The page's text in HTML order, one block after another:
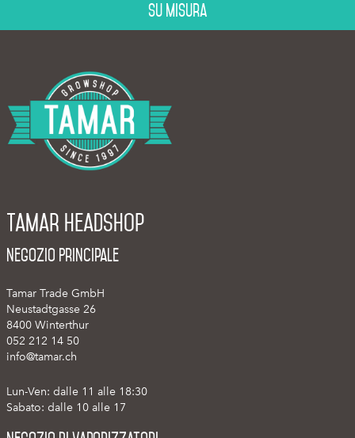
Su misura
Tamar Headshop
Negozio Principale
Tamar Trade GmbH
Neustadtgasse 26
8400 Winterthur
052 212 14 50
info@tamar.ch
Lun-Ven: dalle 11 alle 18:30
Sabato: dalle 10 alle 17